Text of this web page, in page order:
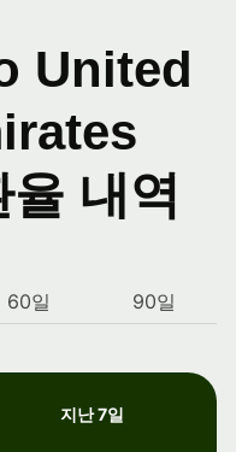
United
내역
60일 90일
지난 7일